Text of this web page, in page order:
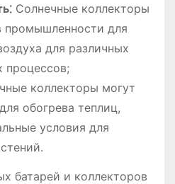
Солнечные коллекторы
промышленности для
для различных
процессов;
коллекторы могут
обогрева теплиц,
условия для
батарей и коллекторов